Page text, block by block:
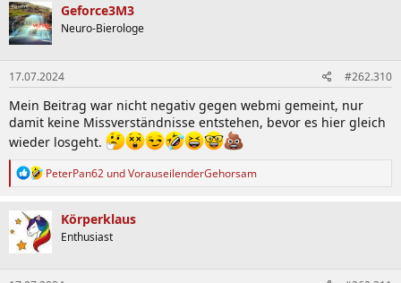
Geforce3M3
Neuro-Bierologe
17.07.2024 #262.310
Mein Beitrag war nicht negativ gegen webmi gemeint, nur
damit keine Missverständnisse entstehen, bevor es hier gleich
wieder losgeht.
R
t
i
n
PeterPan62 undVorauseilenderGehorsam
Körperklaus
Enthusiast